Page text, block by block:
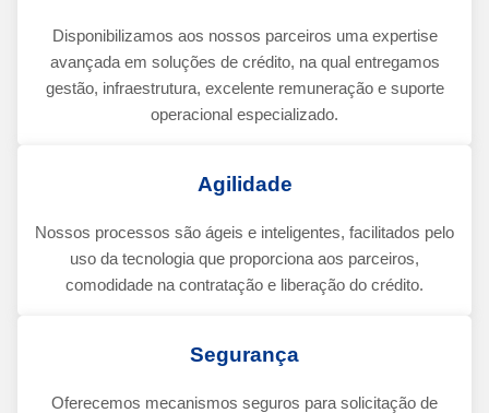
Disponibilizamos aos nossos parceiros uma expertise
avançada em soluções de crédito, na qual entregamos
gestão, infraestrutura, excelente remuneração e suporte
operacional especializado.
Agilidade
Nossos processos são ágeis e inteligentes, facilitados pelo
uso da tecnologia que proporciona aos parceiros,
comodidade na contratação e liberação do crédito.
Segurança
Oferecemos mecanismos seguros para solicitação de